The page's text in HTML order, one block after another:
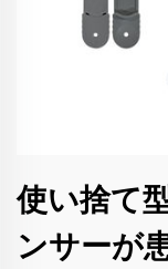
使い捨て
ンサーが